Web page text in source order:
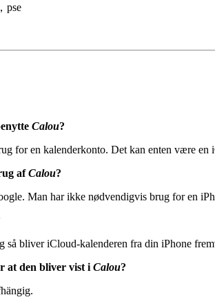
pse
Calou?
for en kalenderkonto. Det kan enten være
afCalou?
Man har ikke nødvendigvis brug for en
så bliver iCloud-kalenderen fra din iPhone
at den bliver vist i Calou?